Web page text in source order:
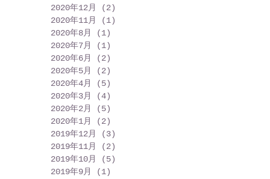
2020年12月
(2)
2020年11月
(1)
2020年8月
(1)
2020年7月
(1)
2020年6月
(2)
2020年5月
(2)
2020年4月
(5)
2020年3月
(4)
2020年2月
(5)
2020年1月
(2)
2019年12月
(3)
2019年11月
(2)
2019年10月
(5)
2019年9月
(1)